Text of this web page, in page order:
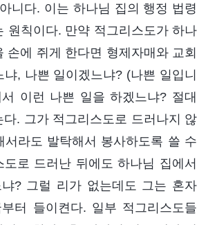
니다. 이는 하나님 집의 행정 법령
원칙이다. 만약 적그리스도가 하나
손에 쥐게 한다면 형제자매와 교회
, 나쁜 일이겠느냐? (나쁜 일입니
이런 나쁜 일을 하겠느냐? 절대
다. 그가 적그리스도로 드러나지 않
서라도 발탁해서 봉사하도록 쓸 수
도로 드러난 뒤에도 하나님 집에서
냐? 그럴 리가 없는데도 그는 혼자
터 들이켠다. 일부 적그리스도들